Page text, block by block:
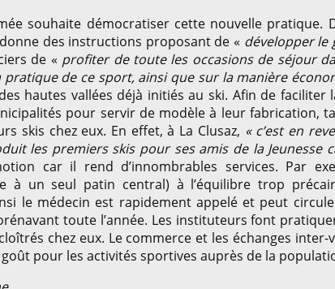
souhaite démocratiser cette nouvelle pratique.
des instructions proposant de « développer le
de « profiter de toute les occasions de séjour
de ce sport, ainsi que sur la manière
hautes vallées déjà initiés au ski. Afin de faciliter
pour servir de modèle à leur fabrication,
skis chez eux. En effet, à La Clusaz, « c’est en
les premiers skis pour ses amis de la Jeunesse
car il rend d’innombrables services. Par
à un seul patin central) à l’équilibre trop
le médecin est rapidement appelé et peut
toute l’année. Les instituteurs font
chez eux. Le commerce et les échanges inter-
goût pour les activités sportives auprès de la